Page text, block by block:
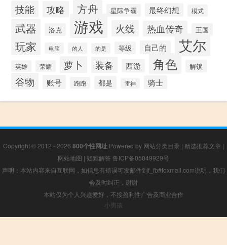
技能 攻略 方舟 星际争霸 最终幻想 模式
武器 洛克 游戏 火线 热血传奇 王国
玩家 电脑 的人 的是 等级 自己的 艾尔
英雄 荣耀 萝卜 装备 西游 角色 解锁
谷物 账号 跑跑 都是 雷神 骑士
Copyright © 2012 - 2026 800个性网址 Powered by 网站分类目录 | 精选推荐文章 |
网站地图 | 疑难解答 鲁ICP备05049929号
声明：本站内容来自互联网，如信息有错误可发邮件到f_fb#foxmail.com说明，我们
会及时纠正，谢谢
本站仅为个人兴趣爱好，不接盈利性广告及商业合作
小男孩